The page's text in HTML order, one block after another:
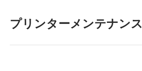
プリンターメンテナンス